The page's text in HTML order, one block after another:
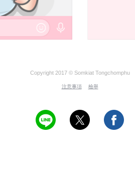
Copyright 2017 © Somkiat Tongchomphu
注意事項 檢舉